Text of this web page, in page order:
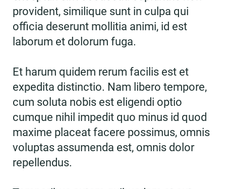
provident, similique sunt in culpa qui
officia deserunt mollitia animi, id est
laborum et dolorum fuga.
Et harum quidem rerum facilis est et
expedita distinctio. Nam libero tempore,
cum soluta nobis est eligendi optio
cumque nihil impedit quo minus id quod
maxime placeat facere possimus, omnis
voluptas assumenda est, omnis dolor
repellendus.